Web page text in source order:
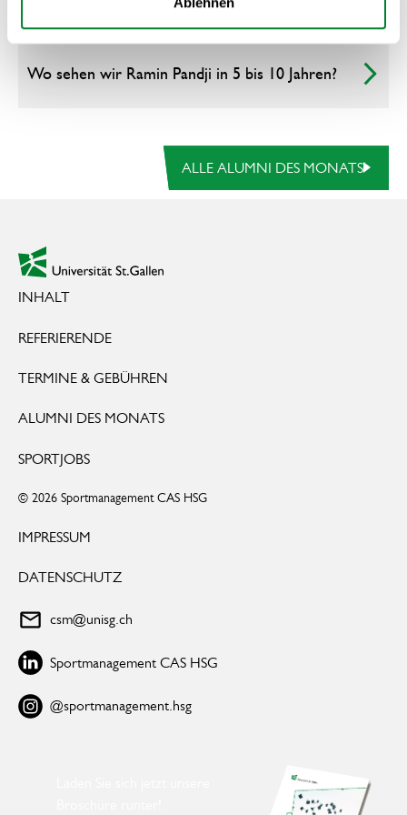
Wo sehen wir Ramin Pandji in 5 bis 10 Jahren?
ALLE ALUMNI DES MONATS
zur Startseite
INHALT
REFERIERENDE
TERMINE & GEBÜHREN
ALUMNI DES MONATS
SPORTJOBS
© 2026 Sportmanagement CAS HSG
IMPRESSUM
DATENSCHUTZ
csm@unisg.ch
Sportmanagement CAS HSG
@sportmanagement.hsg